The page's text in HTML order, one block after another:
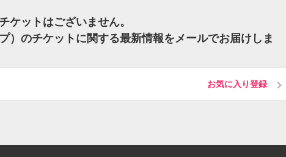
ットはございません。
のチケットに関する最新情報をメールでお届けしま
お気に入り登録